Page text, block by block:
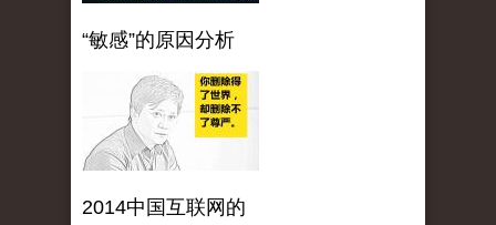
“敏感”的原因分析
2014中国互联网的